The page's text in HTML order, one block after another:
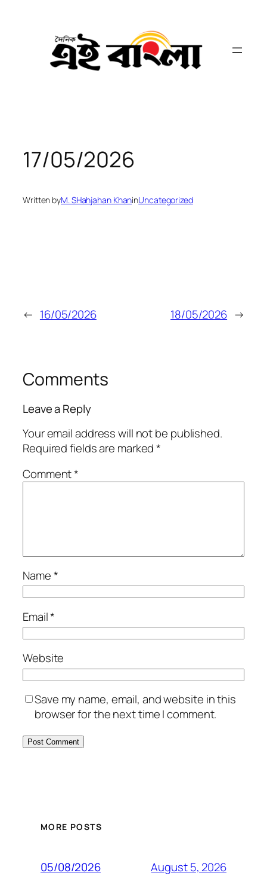
17/05/2026
Written byM. SHahjahan KhaninUncategorized
← 16/05/2026 18/05/2026 →
Comments
Leave a Reply
Your email address will not be published.
Required fields are marked*
Comment*
Name*
Email*
Website
Save my name, email, and website in this
browser for the next time I comment.
MORE POSTS
05/08/2026 August 5, 2026